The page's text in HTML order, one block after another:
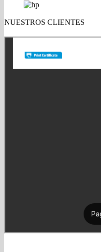
NUESTROS CLIENTES